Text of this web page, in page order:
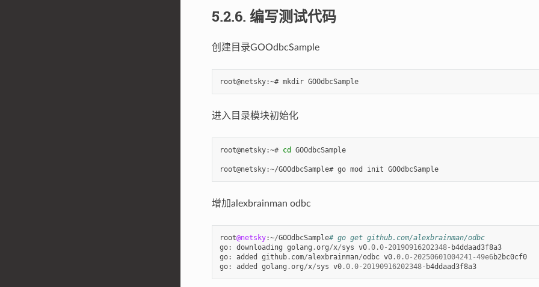
5.2.6. 编写测试代码
创建目录GOOdbcSample
root@netsky:~# mkdir GOOdbcSample
进入目录模块初始化
root@netsky:~# cd GOOdbcSample
root@netsky:~/GOOdbcSample# go mod init GOOdbcSample
增加alexbrainman odbc
root@netsky:~/GOOdbcSample# go get github.com/alexbrainman/odbc
go: downloading golang .org/x/sys v0.0.0- 20190916202348- b4ddaad3f8a3
go: added github. com/alexbrainman/odbc v0.0.0- 20250601004241-49e6b2bc0cf0
go: added golang .org/x/sys v0.0.0- 20190916202348- b4ddaad3f8a3